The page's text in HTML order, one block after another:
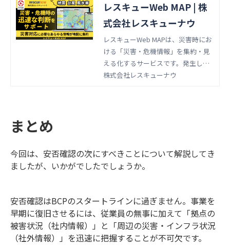
レスキューWeb MAP | 株
式会社レスキューナウ
レスキューWeb MAPは、災害時にお
ける「災害・危機情報」を集約・見
える化するサービスです。発生した
災害や危機が自社に影響するのか、
株式会社レスキューナウ
まとめ
今回は、安否確認の次にすべきことについて解説してき
ましたが、いかがでしたでしょうか。
安否確認はBCPのスタートラインに過ぎません。事業を
早期に復旧させるには、従業員の無事に加えて「拠点の
被害状況（社内情報）」と「周辺の災害・インフラ状況
（社外情報）」を迅速に把握することが不可欠です。